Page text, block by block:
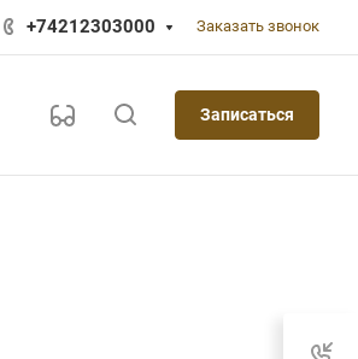
+74212303000 Заказать звонок
Записаться